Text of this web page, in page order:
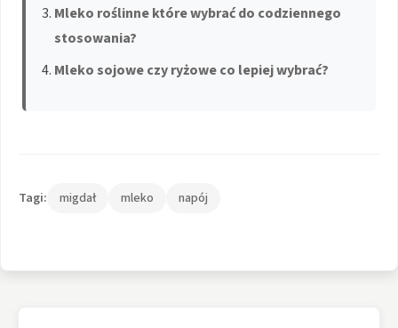
Mleko roślinne które wybrać do codziennego
stosowania?
Mleko sojowe czy ryżowe co lepiej wybrać?
Tagi: migdał mleko napój